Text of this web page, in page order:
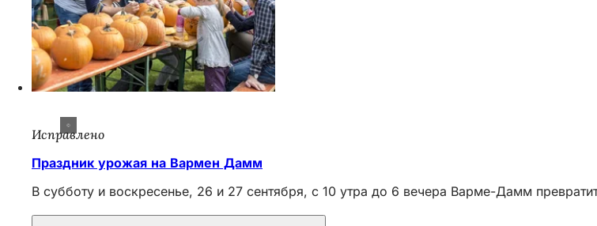
Исправлено
Праздник урожая на Вармен Дамм
В субботу и воскресенье, 26 и 27 сентября, с 10 утра до 6 вечера Варме-Дамм